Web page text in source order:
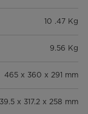
10 .47 Kg
9.56 Kg
465 x 360 x 291 mm
x 317.2 x 258 mm